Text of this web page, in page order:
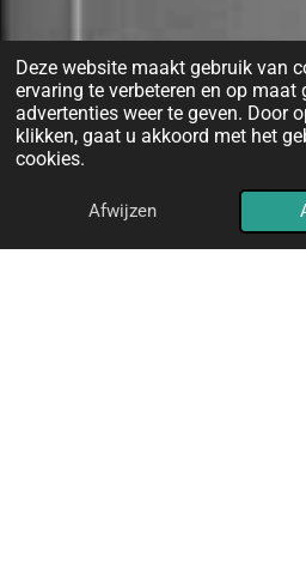
Deze website maakt gebruik van
ervaring te verbeteren en op maat
advertenties weer te geven. Door
klikken, gaat u akkoord met het
cookies.
Afwijzen